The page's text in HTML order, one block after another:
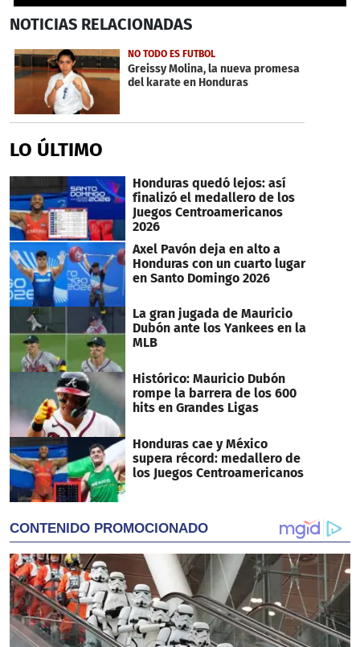
seconds
2
minutes,
7
seconds
NOTICIAS RELACIONADAS
NO TODO ES FUTBOL
Greissy Molina, la nueva promesa
del karate en Honduras
LO ÚLTIMO
Honduras quedó lejos: así
finalizó el medallero de los
Juegos Centroamericanos
2026
Axel Pavón deja en alto a
Honduras con un cuarto lugar
en Santo Domingo 2026
La gran jugada de Mauricio
Dubón ante los Yankees en la
MLB
Histórico: Mauricio Dubón
rompe la barrera de los 600
hits en Grandes Ligas
Honduras cae y México
supera récord: medallero de
los Juegos Centroamericanos